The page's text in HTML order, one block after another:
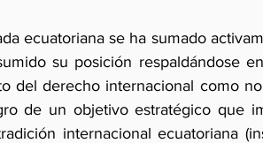
ecuatoriana se ha sumado
su posición respaldándose
del derecho internacional como
de un objetivo estratégico que
internacional ecuatoriana